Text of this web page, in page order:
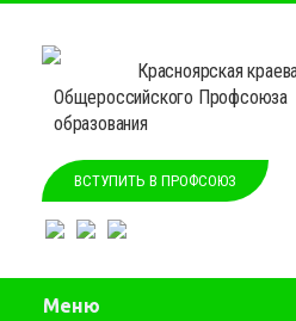
Красноярская
Общероссийского Профсоюза
образования
ВСТУПИТЬ В ПРОФСОЮЗ
Меню